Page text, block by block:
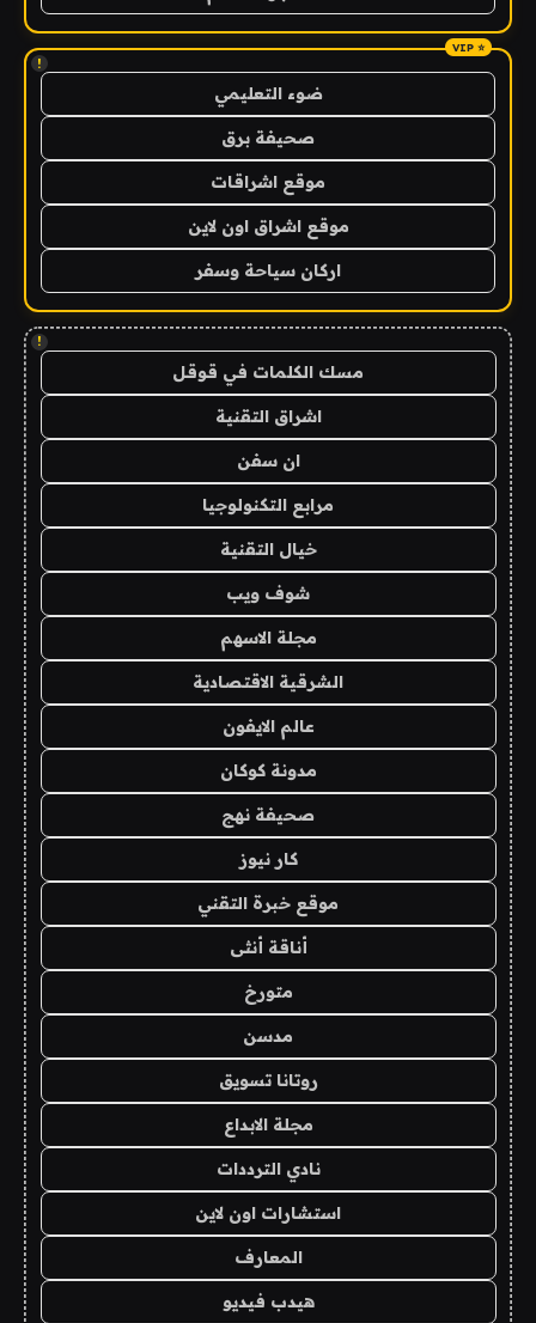
!
ضوء التعليمي
صحيفة برق
موقع اشراقات
موقع اشراق اون لاين
اركان سياحة وسفر
!
مسك الكلمات في قوقل
اشراق التقنية
ان سفن
مرابع التكنولوجيا
خيال التقنية
شوف ويب
مجلة الاسهم
الشرقية الاقتصادية
عالم الايفون
مدونة كوكان
صحيفة نهج
كار نيوز
موقع خبرة التقني
أناقة أنثى
متورخ
مدسن
روتانا تسويق
مجلة الابداع
نادي الترددات
استشارات اون لاين
المعارف
هيدب فيديو